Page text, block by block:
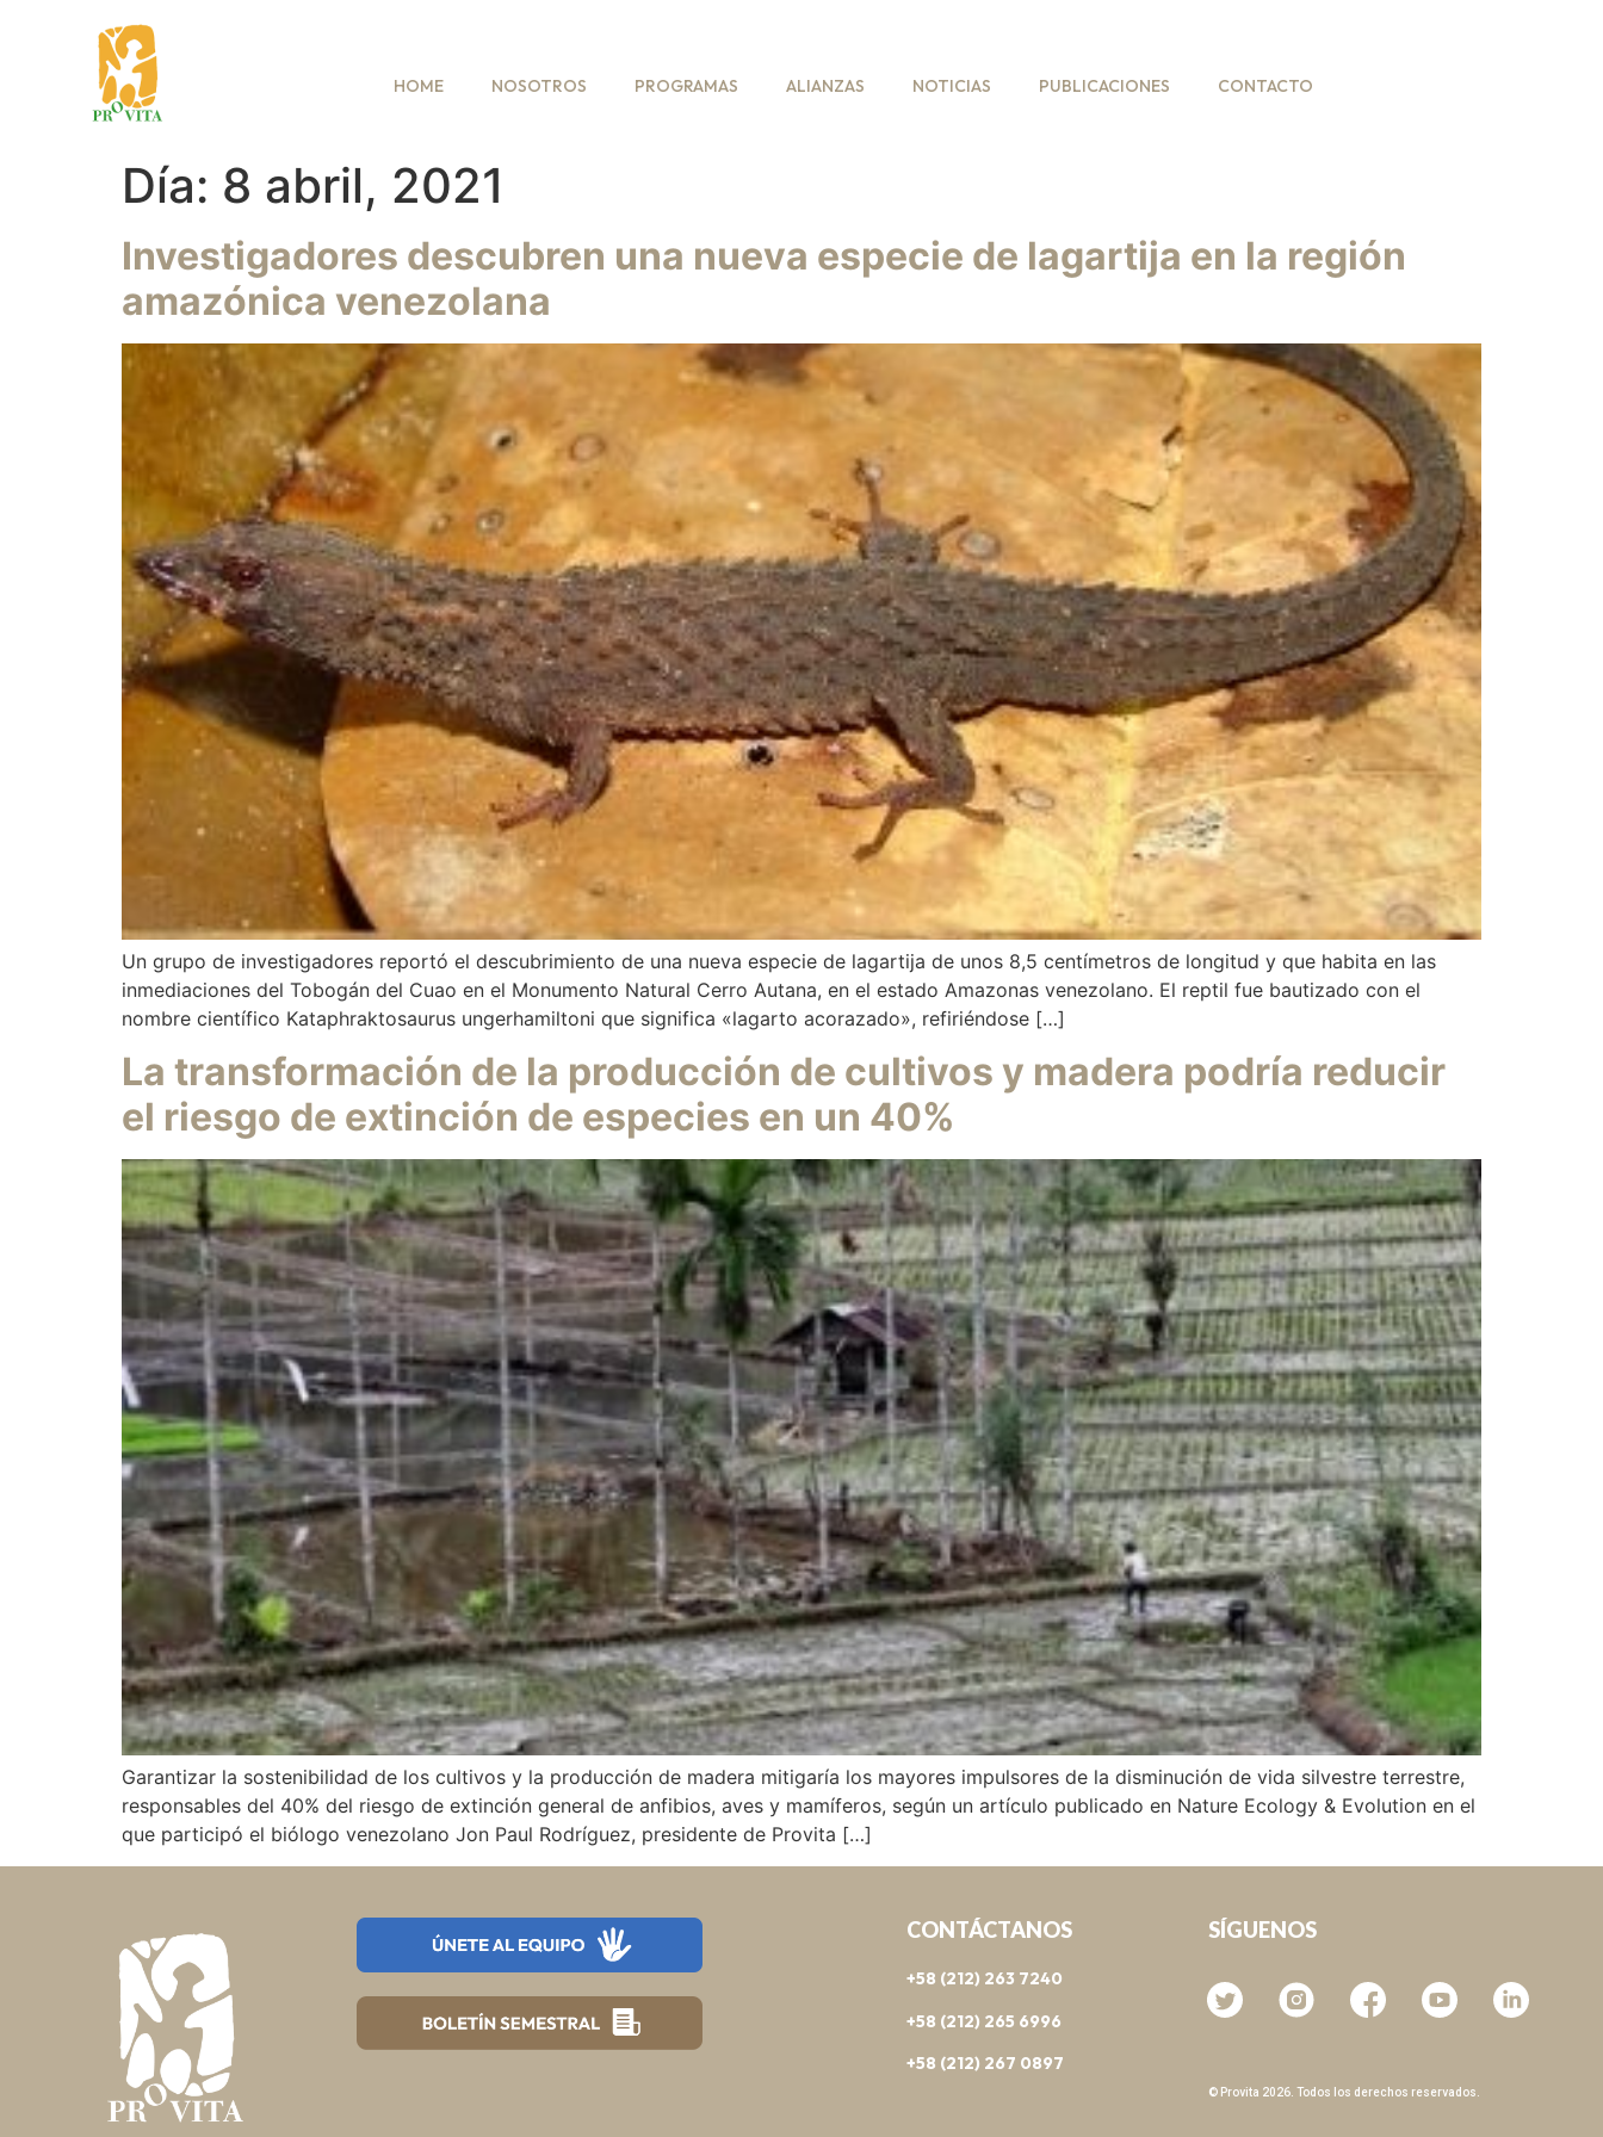
HOME NOSOTROS PROGRAMAS ALIANZAS NOTICIAS PUBLICACIONES CONTACTO
Día: 8 abril, 2021
Investigadores descubren una nueva especie de lagartija en la región
amazónica venezolana
Un grupo de investigadores reportó el descubrimiento de una nueva especie de lagartija de unos 8,5 centímetros de longitud y que habita en las
inmediaciones del Tobogán del Cuao en el Monumento Natural Cerro Autana, en el estado Amazonas venezolano. El reptil fue bautizado con el
nombre científico Kataphraktosaurus ungerhamiltoni que significa «lagarto acorazado», refiriéndose […]
La transformación de la producción de cultivos y madera podría reducir
el riesgo de extinción de especies en un 40%
Garantizar la sostenibilidad de los cultivos y la producción de madera mitigaría los mayores impulsores de la disminución de vida silvestre terrestre,
responsables del 40% del riesgo de extinción general de anfibios, aves y mamíferos, según un artículo publicado en Nature Ecology & Evolution en el
que participó el biólogo venezolano Jon Paul Rodríguez, presidente de Provita […]
CONTÁCTANOS
+58 (212) 263 7240
+58 (212) 265 6996
+58 (212) 267 0897
SÍGUENOS
© Provita 2026. Todos los derechos reservados.